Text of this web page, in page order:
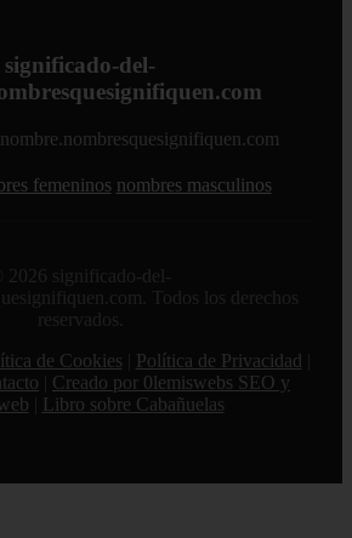
significado-del-
femeninos nombres masculinos
2026 significado-del-
Todos los derechos
reservados.
de Cookies Política de Privacidad
Creado por 0lemiswebs SEO y
Libro sobre Cabañuelas